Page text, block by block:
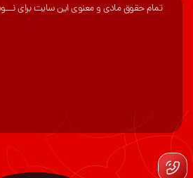
تمام حقوق مادی و معنوی این سایت برای